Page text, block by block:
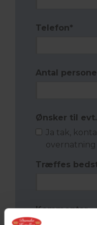
Telefon*
Antal
Ønsker til
Ja tak,
overnatning
Træffes
Kommentar